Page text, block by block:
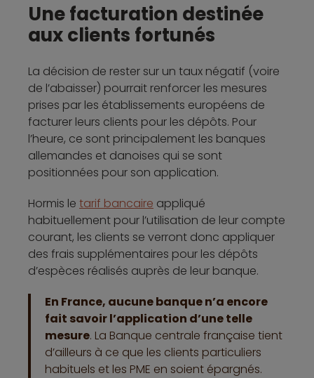
Une facturation destinée
aux clients fortunés
La décision de rester sur un taux négatif (voire
de l’abaisser) pourrait renforcer les mesures
prises par les établissements européens de
facturer leurs clients pour les dépôts. Pour
l’heure, ce sont principalement les banques
allemandes et danoises qui se sont
positionnées pour son application.
Hormis le tarif bancaire appliqué
habituellement pour l’utilisation de leur compte
courant, les clients se verront donc appliquer
des frais supplémentaires pour les dépôts
d’espèces réalisés auprès de leur banque.
En France, aucune banque n’a encore
fait savoir l’application d’une telle
mesure. La Banque centrale française tient
d’ailleurs à ce que les clients particuliers
habituels et les PME en soient épargnés.